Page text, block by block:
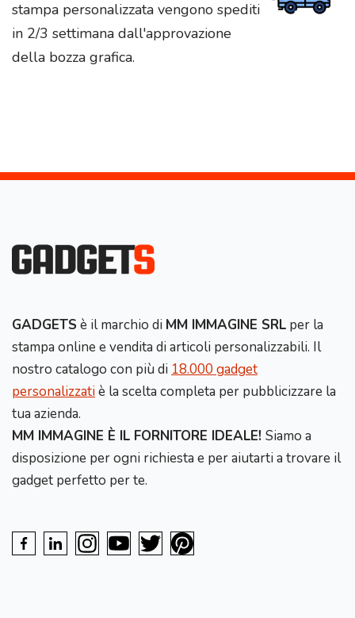
stampa personalizzata vengono spediti
in 2/3 settimana dall'approvazione
della bozza grafica.
GADGETS è il marchio di MM IMMAGINE SRL per la
stampa online e vendita di articoli personalizzabili. Il
nostro catalogo con più di 18.000 gadget
personalizzatiè la scelta completa per pubblicizzare la
tua azienda.
MM IMMAGINE È IL FORNITORE IDEALE! Siamo a
disposizione per ogni richiesta e per aiutarti a trovare il
gadget perfetto per te.